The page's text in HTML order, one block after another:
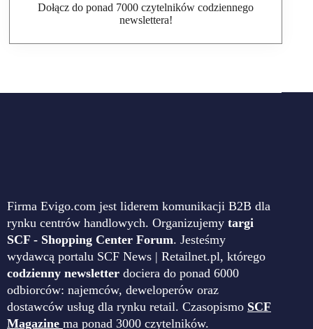
Dołącz do ponad 7000 czytelników codziennego
newslettera!
Firma Evigo.com jest liderem komunikacji B2B dla
rynku centrów handlowych. Organizujemy targi
SCF - Shopping Center Forum. Jesteśmy
wydawcą portalu SCF News | Retailnet.pl, którego
codzienny newsletter dociera do ponad 6000
odbiorców: najemców, deweloperów oraz
dostawców usług dla rynku retail. Czasopismo SCF
Magazine ma ponad 3000 czytelników.